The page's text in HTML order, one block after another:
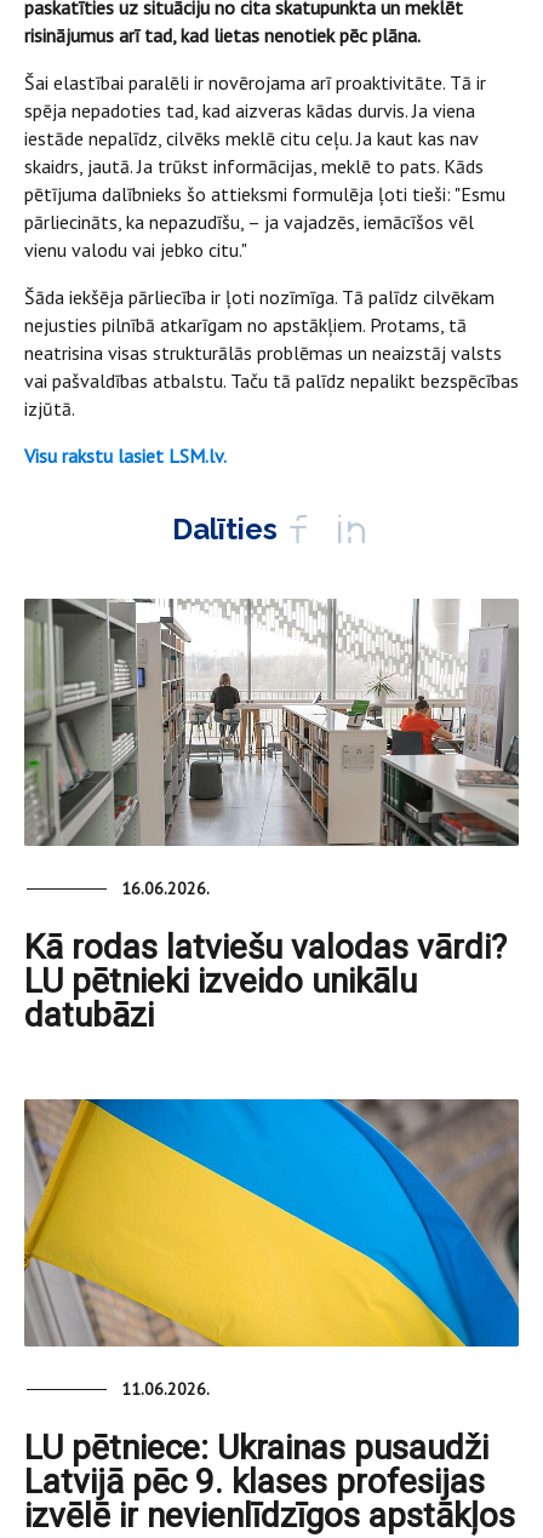
paskatīties uz situāciju no cita skatupunkta un meklēt
risinājumus arī tad, kad lietas nenotiek pēc plāna.
Šai elastībai paralēli ir novērojama arī proaktivitāte. Tā ir
spēja nepadoties tad, kad aizveras kādas durvis. Ja viena
iestāde nepalīdz, cilvēks meklē citu ceļu. Ja kaut kas nav
skaidrs, jautā. Ja trūkst informācijas, meklē to pats. Kāds
pētījuma dalībnieks šo attieksmi formulēja ļoti tieši: "Esmu
pārliecināts, ka nepazudīšu, – ja vajadzēs, iemācīšos vēl
vienu valodu vai jebko citu."
Šāda iekšēja pārliecība ir ļoti nozīmīga. Tā palīdz cilvēkam
nejusties pilnībā atkarīgam no apstākļiem. Protams, tā
neatrisina visas strukturālās problēmas un neaizstāj valsts
vai pašvaldības atbalstu. Taču tā palīdz nepalikt bezspēcības
izjūtā.
Visu rakstu lasiet LSM.lv.
Dalīties
16.06.2026.
Kā rodas latviešu valodas vārdi?
LU pētnieki izveido unikālu
datubāzi
11.06.2026.
LU pētniece: Ukrainas pusaudži
Latvijā pēc 9. klases profesijas
izvēlē ir nevienlīdzīgos apstākļos